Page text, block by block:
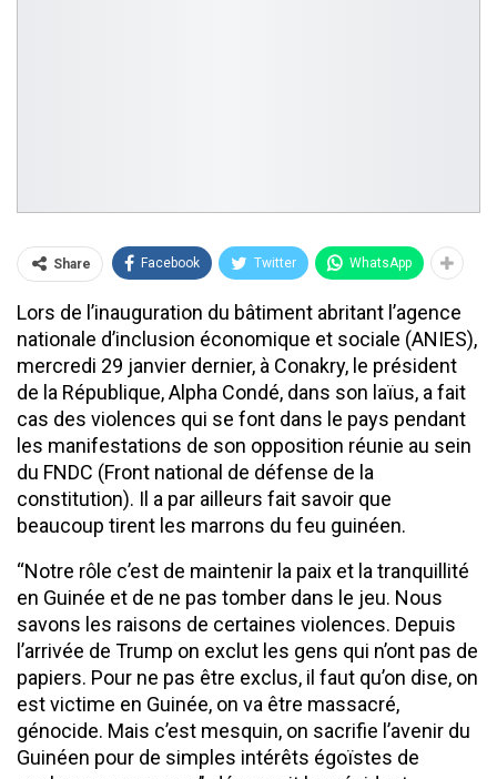
Share Facebook Twitter WhatsApp
Lors de l’inauguration du bâtiment abritant l’agence
nationale d’inclusion économique et sociale (ANIES),
mercredi 29 janvier dernier, à Conakry, le président
de la République, Alpha Condé, dans son laïus, a fait
cas des violences qui se font dans le pays pendant
les manifestations de son opposition réunie au sein
du FNDC (Front national de défense de la
constitution). Il a par ailleurs fait savoir que
beaucoup tirent les marrons du feu guinéen.
‘‘Notre rôle c’est de maintenir la paix et la tranquillité
en Guinée et de ne pas tomber dans le jeu. Nous
savons les raisons de certaines violences. Depuis
l’arrivée de Trump on exclut les gens qui n’ont pas de
papiers. Pour ne pas être exclus, il faut qu’on dise, on
est victime en Guinée, on va être massacré,
génocide. Mais c’est mesquin, on sacrifie l’avenir du
Guinéen pour de simples intérêts égoïstes de